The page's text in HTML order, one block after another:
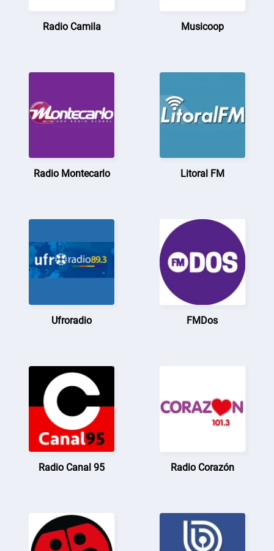
Radio Camila Musicoop
Radio Montecarlo Litoral FM
Ufroradio FMDos
Radio Canal 95 Radio Corazón